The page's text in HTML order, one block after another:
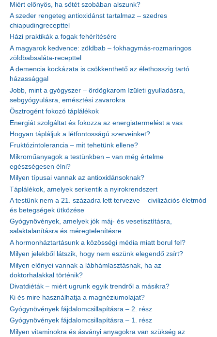
Miért előnyös, ha sötét szobában alszunk?
A szeder rengeteg antioxidánst tartalmaz – szedres
chiapudingrecepttel
Házi praktikák a fogak fehérítésére
A magyarok kedvence: zöldbab – fokhagymás-rozmaringos
zöldbabsaláta-recepttel
A demencia kockázata is csökkenthető az élethosszig tartó
házassággal
Jobb, mint a gyógyszer – ördögkarom ízületi gyulladásra,
sebgyógyulásra, emésztési zavarokra
Ösztrogént fokozó táplálékok
Energiát szolgáltat és fokozza az energiatermelést a vas
Hogyan tápláljuk a létfontosságú szerveinket?
Fruktózintolerancia – mit tehetünk ellene?
Mikroműanyagok a testünkben – van még értelme
egészségesen élni?
Milyen típusai vannak az antioxidánsoknak?
Táplálékok, amelyek serkentik a nyirokrendszert
A testünk nem a 21. századra lett tervezve – civilizációs életmód
és betegségek ütközése
Gyógynövények, amelyek jók máj- és vesetisztításra,
salaktalanításra és méregtelenítésre
A hormonháztartásunk a közösségi média miatt borul fel?
Milyen jelekből látszik, hogy nem eszünk elegendő zsírt?
Milyen előnyei vannak a lábhámlasztásnak, ha az
doktorhalakkal történik?
Divatdiéták – miért ugrunk egyik trendről a másikra?
Ki és mire használhatja a magnéziumolajat?
Gyógynövények fájdalomcsillapításra – 2. rész
Gyógynövények fájdalomcsillapításra – 1. rész
Milyen vitaminokra és ásványi anyagokra van szükség az